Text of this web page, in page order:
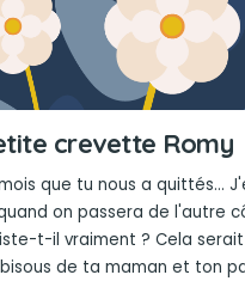
crevette Romy
que tu nous a quittés...
on passera de l'autre
t-il vraiment ? Cela
de ta maman et ton